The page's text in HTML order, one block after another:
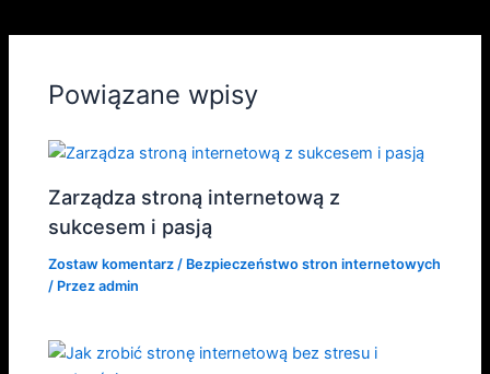
Powiązane wpisy
Zarządza stroną internetową z
sukcesem i pasją
Zostaw komentarz / Bezpieczeństwo stron internetowych
/ Przezadmin